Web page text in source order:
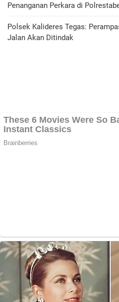
Penanganan Perkara di
Polsek Kalideres Tegas:
Jalan Akan Ditindak